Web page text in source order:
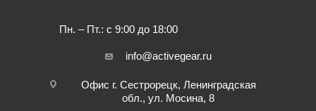
Пн. – Пт.: с 9:00 до 18:00
info@activegear.ru
Офис г. Сестрорецк, Ленинградская
обл., ул. Мосина, 8